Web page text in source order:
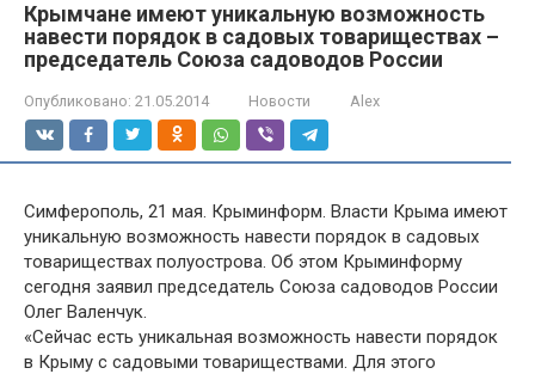
Крымчане имеют уникальную возможность
навести порядок в садовых товариществах –
председатель Союза садоводов России
Опубликовано: 21.05.2014 Новости Alex
Симферополь, 21 мая. Крыминформ. Власти Крыма имеют
уникальную возможность навести порядок в садовых
товариществах полуострова. Об этом Крыминформу
сегодня заявил председатель Союза садоводов России
Олег Валенчук.
«Сейчас есть уникальная возможность навести порядок
в Крыму с садовыми товариществами. Для этого